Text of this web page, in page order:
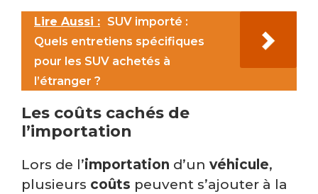
Lire Aussi : SUV importé :
Quels entretiens spécifiques
pour les SUV achetés à
l’étranger ?
Les coûts cachés de
l’importation
Lors de l’importation d’un véhicule,
plusieurs coûts peuvent s’ajouter à la